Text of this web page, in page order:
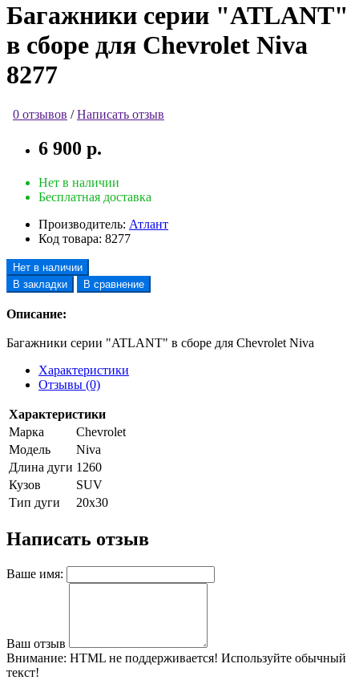
Багажники серии "ATLANT"
в сборе для Chevrolet Niva
8277
0 отзывов /Написать отзыв
6 900 р.
Нет в наличии
Бесплатная доставка
Производитель: Атлант
Код товара: 8277
Нет в наличии
В закладки
В сравнение
Описание:
Багажники серии "ATLANT" в сборе для Chevrolet Niva
Характеристики
Отзывы (0)
Характеристики
Марка
Chevrolet
Модель
Niva
Длина дуги 1260
Кузов
SUV
Тип дуги
20х30
Написать отзыв
Ваше имя:
Ваш отзыв
Внимание: HTML не поддерживается! Используйте обычный
текст!